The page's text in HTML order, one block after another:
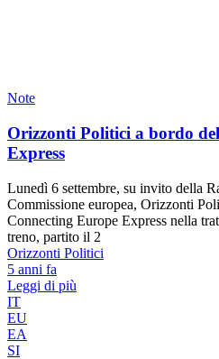
Note
Orizzonti Politici a bordo
Express
Lunedì 6 settembre, su invito della
Commissione europea, Orizzonti
Connecting Europe Express nella
treno, partito il 2
Orizzonti Politici
5 anni fa
Leggi di più
IT
EU
EA
SI